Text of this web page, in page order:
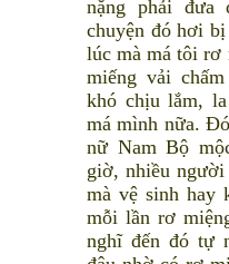
nặng phải đưa
chuyện đó hơi
lúc mà má tôi rơ
miếng vải
khó chịu lắm,
má mình nữa.
nữ Nam Bộ
giờ, nhiều
mà vệ sinh hay
mỗi lần rơ
nghĩ đến đó tự